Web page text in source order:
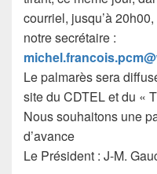
courriel, jusqu’à
notre secrétaire :
Le palmarès sera
site du CDTEL et du «
Nous souhaitons une
d’avance
Le Président : J-M.